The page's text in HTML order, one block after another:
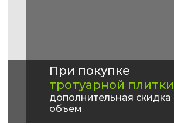
При покупке
тротуарной плитки
дополнительная скидка
объем